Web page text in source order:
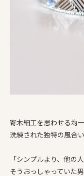
寄木細工を思わせる均
洗練された独特の風合
「シンプルより、他の
そうおっしゃっていた